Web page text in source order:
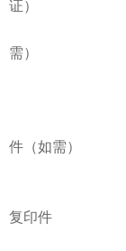
证）
需）
件（如需）
复印件